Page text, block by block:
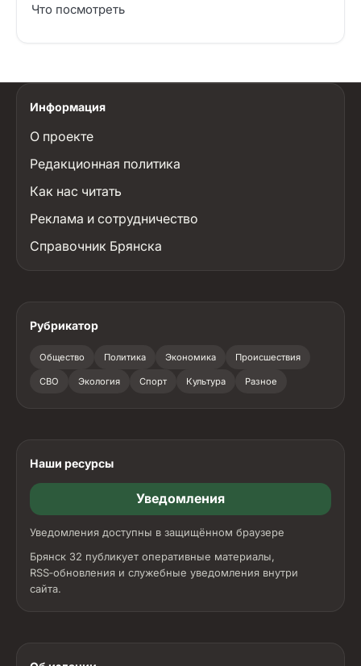
Что посмотреть
Информация
О проекте
Редакционная политика
Как нас читать
Реклама и сотрудничество
Справочник Брянска
Рубрикатор
Общество Политика Экономика Происшествия
СВО Экология Спорт Культура Разное
Наши ресурсы
Уведомления
Уведомления доступны в защищённом браузере
Брянск 32 публикует оперативные материалы,
RSS‑обновления и служебные уведомления внутри
сайта.